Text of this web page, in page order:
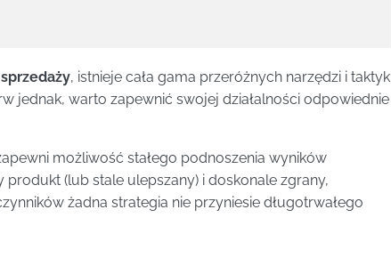
sprzedaży, istnieje cała gama przeróżnych narzędzi i taktyk
jednak, warto zapewnić swojej działalności odpowiednie
możliwość stałego podnoszenia wyników
produkt (lub stale ulepszany) i doskonale zgrany,
żadna strategia nie przyniesie długotrwałego